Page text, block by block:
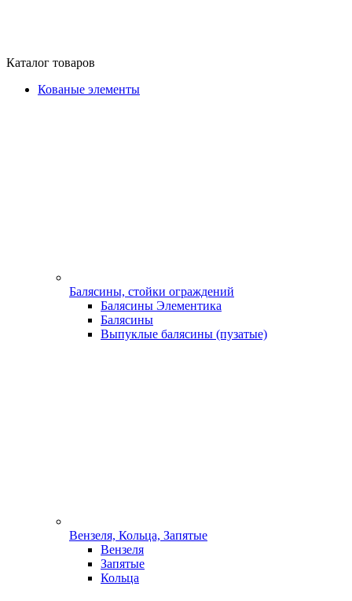
Каталог товаров
Кованые элементы
Балясины, стойки ограждений
Балясины Элементика
Балясины
Выпуклые балясины (пузатые)
Вензеля, Кольца, Запятые
Вензеля
Запятые
Кольца